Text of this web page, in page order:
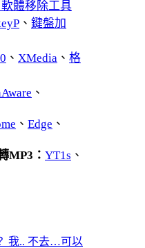
體移除工具
、 鍵盤加
、 XMedia 、 格
、
、 Edge 、
MP3： YT1s 、
我.. 不去…可以